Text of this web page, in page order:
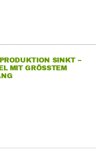
SINKT –
MIT GRÖSSTEM R